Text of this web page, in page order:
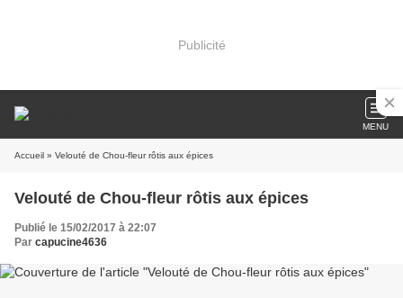
Publicité
MENU
Accueil » Velouté de Chou-fleur rôtis aux épices
Velouté de Chou-fleur rôtis aux épices
Publié le 15/02/2017 à 22:07
Par capucine4636